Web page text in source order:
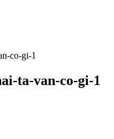
co-gi-1
ta-van-co-gi-1